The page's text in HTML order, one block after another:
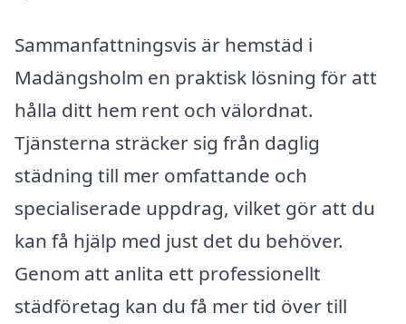
Sammanfattningsvis är hemstäd i
Madängsholm en praktisk lösning för att
hålla ditt hem rent och välordnat.
Tjänsterna sträcker sig från daglig
städning till mer omfattande och
specialiserade uppdrag, vilket gör att du
kan få hjälp med just det du behöver.
Genom att anlita ett professionellt
städföretag kan du få mer tid över till